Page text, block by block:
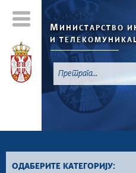
МИНИСТАРСТВО
И
ОДАБЕРИТЕ КАТЕГОРИЈУ: